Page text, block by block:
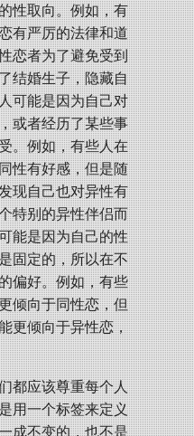
性取向。例如，有
有严厉的法律和道
恋者为了避免受到
结婚生子，隐藏自
可能是因为自己对
或者经历了某些事
。例如，有些人在
性有好感，但是随
现自己也对异性有
特别的异性伴侣而
能是因为自己的性
固定的，所以在不
偏好。例如，有些
倾向于同性恋，但
更倾向于异性恋，
都应该尊重每个人
用一个标签来定义
成不变的，也不是